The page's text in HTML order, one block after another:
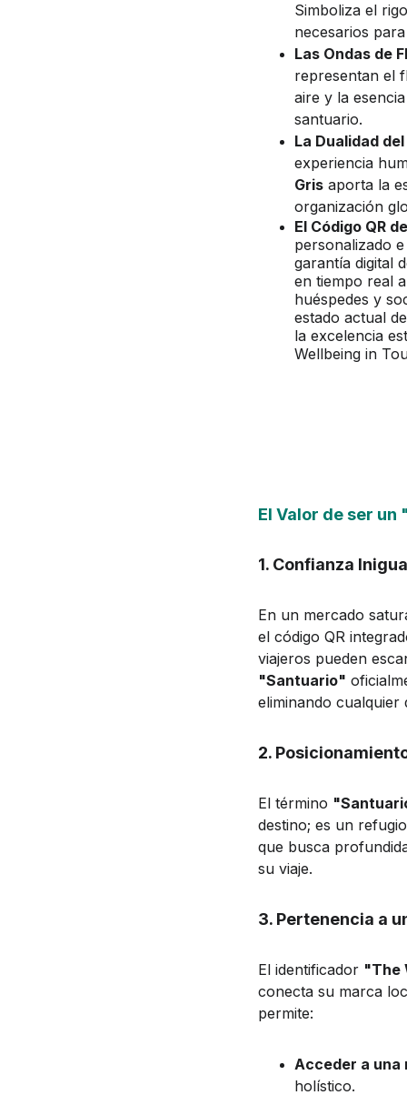
Simboliza el
necesarios
Las Ondas de
representan el
aire y la
santuario.
La Dualidad
experiencia
Gris aporta la
organización
El Código QR
personalizado
garantía digital
en tiempo real
huéspedes y
estado actual
la excelencia
Wellbeing in
El Valor de ser
1. Confianza
En un mercado
el código QR
viajeros pueden
"Santuario"
eliminando cualquier
2.
El término
destino; es un
que busca
su viaje.
3. Pertenencia a
El identificador "The
conecta su marca
permite:
Acceder a una
holístico.